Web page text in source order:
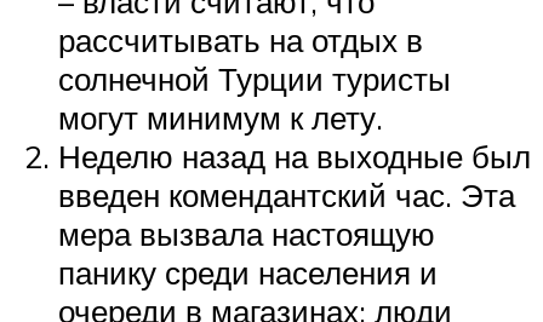
рассчитывать на отдых в
солнечной Турции туристы
могут минимум к лету.
Неделю назад на выходные был
введен комендантский час. Эта
мера вызвала настоящую
панику среди населения и
очереди в магазинах: люди